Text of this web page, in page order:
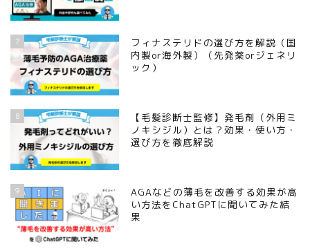
7
フィナステリドの選び方を解説（国
内製or海外製）（先発薬orジェネリ
ック）
8
【毛髪診断士監修】発毛剤（外用ミ
ノキシジル）とは？効果・使い方・
選び方を徹底解説
9
AGAなどの薄毛を改善する効果が高
い方法をChatGPTに聞いてみた結
果